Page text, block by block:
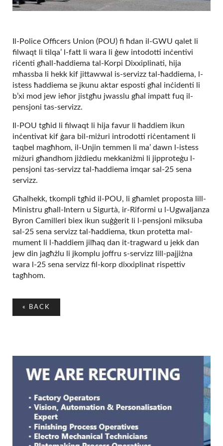
Il-Police Officers Union (POU) fi ħdan il-GWU qalet li
filwaqt li tilqa’ l-fatt li wara li ġew intodotti inċentivi
riċenti għall-ħaddiema tal-Korpi Dixxiplinati, hija
mħassba li hekk kif jittawwal is-servizz tal-ħaddiema, l-
istess ħaddiema se jkunu aktar esposti għal inċidenti li
b’xi mod jew ieħor jistgħu jwasslu għal impatt fuq il-
pensjoni tas-servizz.
Il-POU tgħid li filwaqt li hija favur li ħaddiem ikun
inċentivat kif ġara bil-miżuri introdotti riċentament li
taqbel magħhom, il-Unjin temmen li ma’ dawn l-istess
miżuri għandhom jiżdiedu mekkaniżmi li jipproteġu l-
pensjoni tas-servizz tal-ħaddiema imqar sal-25 sena
servizz.
Għalhekk, tkompli tgħid il-POU, li għamlet proposta lill-
Ministru għall-Intern u Sigurtà, ir-Riformi u l-Ugwaljanza
Byron Camilleri biex ikun suġġerit li l-pensjoni miksuba
sal-25 sena servizz tal-ħaddiema, tkun protetta mal-
mument li l-ħaddiem jilħaq dan it-tragward u jekk dan
jew din jagħżlu li jkomplu joffru s-servizz lill-pajjiżna
wara l-25 sena servizz fil-korp dixxiplinat rispettiv
tagħhom.
« BACK